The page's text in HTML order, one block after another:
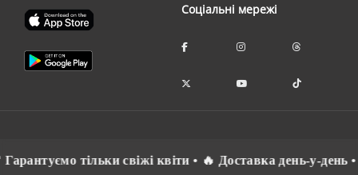
Соціальні мережі
тільки свіжі квіти • 🔥 Доставка день-у-день •